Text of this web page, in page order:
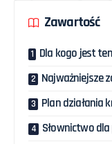
Zawartość
Dla kogo jest
Najważniejsze
Plan działania
Słownictwo